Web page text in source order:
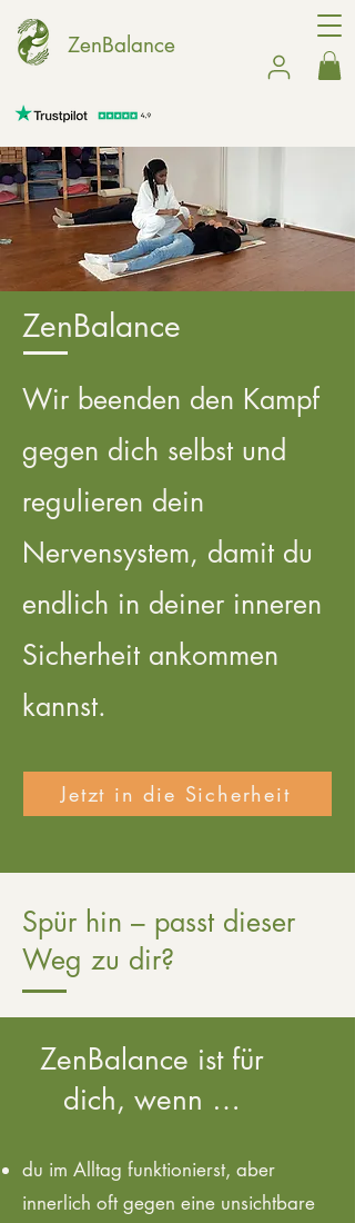
ZenBalance
ZenBalance
Wir beenden den Kampf
gegen dich selbst und
regulieren dein
Nervensystem, damit du
endlich in deiner inneren
Sicherheit ankommen
kannst.
Jetzt in die Sicherheit
Spür hin – passt dieser
Weg zu dir?
ZenBalance ist für
dich, wenn …
du im Alltag funktionierst, aber
innerlich oft gegen eine unsichtbare